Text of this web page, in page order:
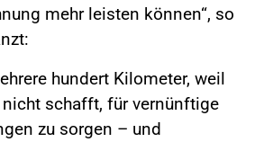
mehr leisten können“, so
hundert Kilometer, weil
nicht schafft, für vernünftige
zu sorgen – und